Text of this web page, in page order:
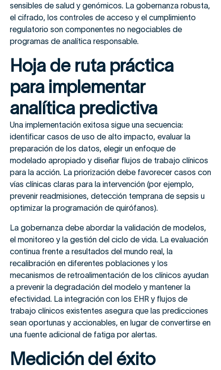
sensibles de salud y genómicos. La gobernanza robusta,
el cifrado, los controles de acceso y el cumplimiento
regulatorio son componentes no negociables de
programas de analítica responsable.
Hoja de ruta práctica
para implementar
analítica predictiva
Una implementación exitosa sigue una secuencia:
identificar casos de uso de alto impacto, evaluar la
preparación de los datos, elegir un enfoque de
modelado apropiado y diseñar flujos de trabajo clínicos
para la acción. La priorización debe favorecer casos con
vías clínicas claras para la intervención (por ejemplo,
prevenir readmisiones, detección temprana de sepsis u
optimizar la programación de quirófanos).
La gobernanza debe abordar la validación de modelos,
el monitoreo y la gestión del ciclo de vida. La evaluación
continua frente a resultados del mundo real, la
recalibración en diferentes poblaciones y los
mecanismos de retroalimentación de los clínicos ayudan
a prevenir la degradación del modelo y mantener la
efectividad. La integración con los EHR y flujos de
trabajo clínicos existentes asegura que las predicciones
sean oportunas y accionables, en lugar de convertirse en
una fuente adicional de fatiga por alertas.
Medición del éxito